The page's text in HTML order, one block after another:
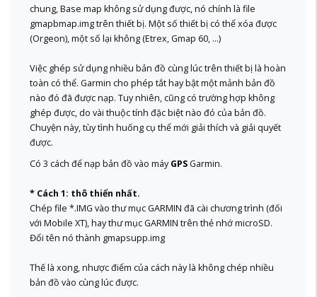
chung, Base map không sử dụng được, nó chính là file
gmapbmap.img trên thiết bị. Một số thiết bị có thể xóa được
(Orgeon), một số lại không (Etrex, Gmap 60, ...)
Việc ghép sử dụng nhiều bản đồ cùng lúc trên thiết bị là hoàn
toàn có thể. Garmin cho phép tắt hay bật một mảnh bản đồ
nào đó đã được nạp. Tuy nhiên, cũng có trường hợp không
ghép được, do vài thuộc tính đặc biệt nào đó của bản đồ.
Chuyện này, tùy tình huống cụ thể mới giải thích và giải quyết
được.
Có 3 cách để nạp bản đồ vào máyGPSGarmin.
* Cách 1: thô thiển nhất.
Chép file *.IMG vào thư mục GARMIN đã cài chương trình (đối
với Mobile XT), hay thư mục GARMIN trên thẻ nhớ microSD.
Đổi tên nó thành gmapsupp.img
Thế là xong, nhược điểm của cách này là không chép nhiều
bản đồ vào cùng lúc được.